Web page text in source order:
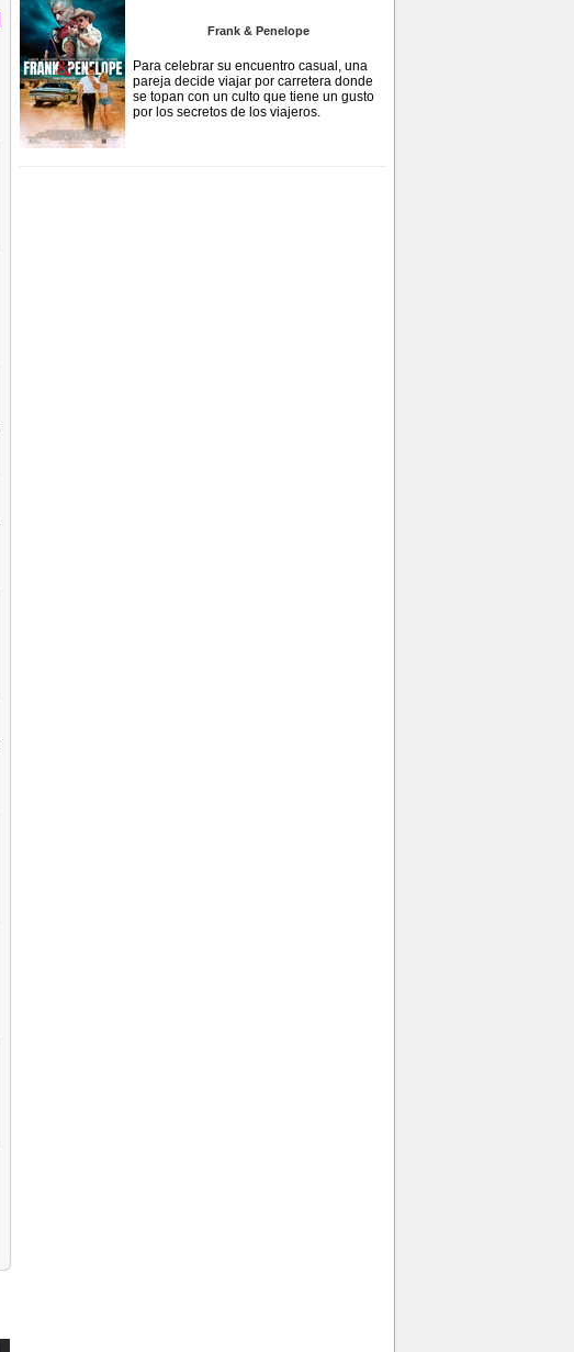
Frank & Penelope
Para celebrar su encuentro casual, una
pareja decide viajar por carretera donde
se topan con un culto que tiene un gusto
por los secretos de los viajeros.